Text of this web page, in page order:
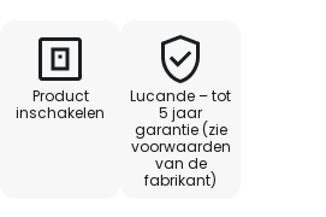
biedt de CCT-
van de lichtstemming. Deze
met een knop op
van Emara, die een
Product
inschakelen
Lucande – tot
5 jaar
garantie (zie
voorwaarden
van de
fabrikant)